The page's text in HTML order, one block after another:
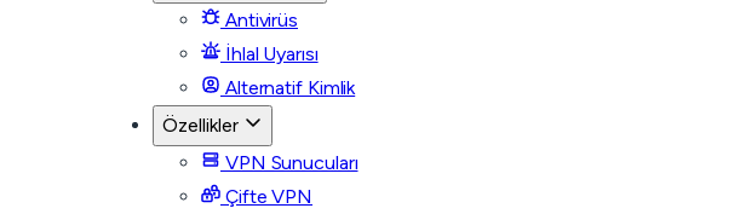
Antivirüs
İhlal Uyarısı
Alternatif Kimlik
Özellikler
VPN Sunucuları
Çifte VPN